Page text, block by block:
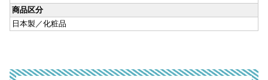
商品区分
日本製／化粧品